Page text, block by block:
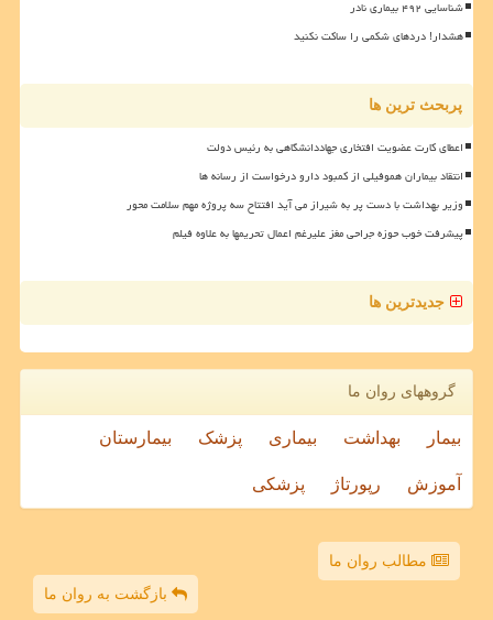
شناسایی ۴۹۲ بیماری نادر
هشدار! دردهای شکمی را ساکت نکنید
پربحث ترین ها
اعطای کارت عضویت افتخاری جهاددانشگاهی به رئیس دولت
انتقاد بیماران هموفیلی از کمبود دارو درخواست از رسانه ها
وزیر بهداشت با دست پر به شیراز می آید افتتاح سه پروژه مهم سلامت محور
پیشرفت خوب حوزه جراحی مغز علیرغم اعمال تحریمها به علاوه فیلم
جدیدترین ها
گروههای روان ما
بیمار بهداشت بیماری پزشک بیمارستان
آموزش رپورتاژ پزشکی
مطالب روان ما
بازگشت به روان ما